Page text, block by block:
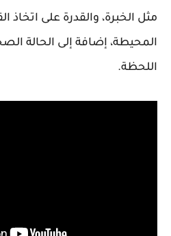
مثل الخبرة، والقدرة على اتخاذ
المحيطة، إضافة إلى الحالة
اللحظة.